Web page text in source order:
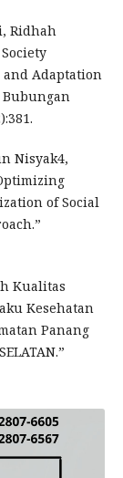
Ridhah
and Adaptation
Nisyak4,
of Social
Kualitas
Kesehatan
Panang